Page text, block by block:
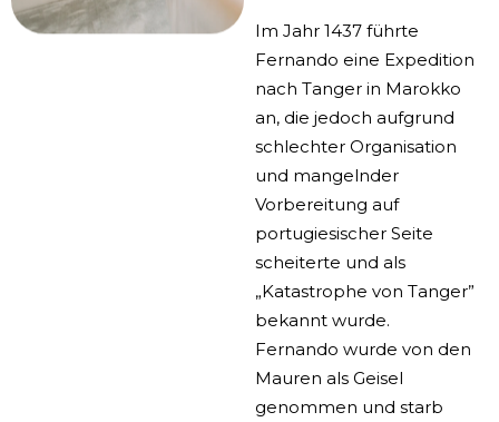
Im Jahr 1437 führte
Fernando eine Expedition
nach Tanger in Marokko
an, die jedoch aufgrund
schlechter Organisation
und mangelnder
Vorbereitung auf
portugiesischer Seite
scheiterte und als
„Katastrophe von Tanger”
bekannt wurde.
Fernando wurde von den
Mauren als Geisel
genommen und starb